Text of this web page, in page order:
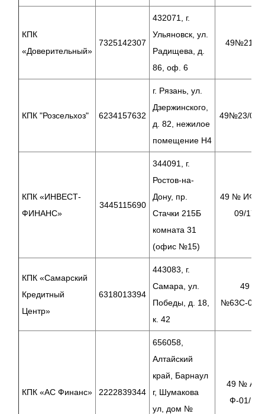
КПК
«Доверительный»
7325142307
432071, г.
Ульяновск, ул.
Радищева, д.
86, оф. 6
49№21/17
КПК "Розсельхоз" 6234157632
г. Рязань, ул.
Дзержинского,
д. 82, нежилое
помещение Н4
49№23/08/
КПК «ИНВЕСТ-
ФИНАНС»
3445115690
344091, г.
Ростов-на-
Дону, пр.
Стачки 215Б
комната 31
(офис №15)
49 № ИФ
09/17
КПК «Самарский
Кредитный
Центр»
6318013394
443083, г.
Самара, ул.
Победы, д. 18,
к. 42
49
№63С-01/
КПК «АС Финанс» 2222839344
656058,
Алтайский
край, Барнаул
г, Шумакова
ул, дом №
49 № АС-
Ф-01/17